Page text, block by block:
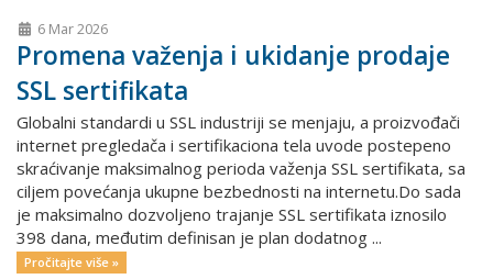
6 Mar 2026
Promena važenja i ukidanje prodaje
SSL sertifikata
Globalni standardi u SSL industriji se menjaju, a proizvođači
internet pregledača i sertifikaciona tela uvode postepeno
skraćivanje maksimalnog perioda važenja SSL sertifikata, sa
ciljem povećanja ukupne bezbednosti na internetu.Do sada
je maksimalno dozvoljeno trajanje SSL sertifikata iznosilo
398 dana, međutim definisan je plan dodatnog ...
Pročitajte više »